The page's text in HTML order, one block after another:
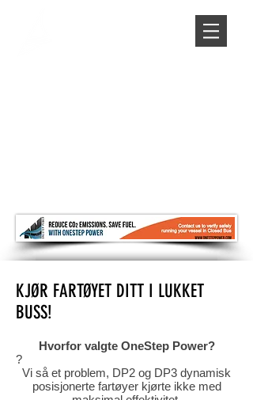
KJØR FARTØYET DITT I LUKKET
BUSS!
Hvorfor valgte OneStep Power?
?
Vi så et problem, DP2 og DP3 dynamisk
posisjonerte fartøyer kjørte ikke med